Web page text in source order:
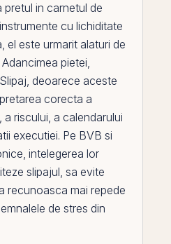
in carnetul de
instrumente cu lichiditate
el este urmarit alaturi de
Adancimea pietei,
Slipaj, deoarece aceste
corecta a
a riscului, a calendarului
executiei. Pe BVB si
intelegerea lor
slipajul, sa evite
recunoasca mai repede
de stres din